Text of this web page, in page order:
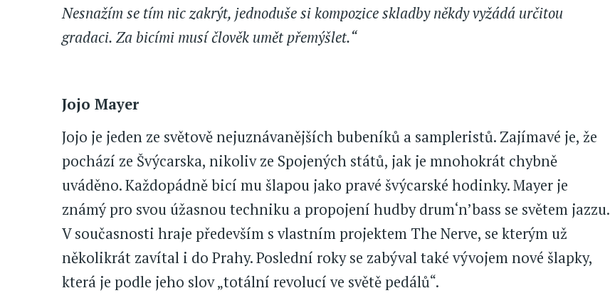
Nesnažím se tím nic zakrýt, jednoduše si kompozice skladby někdy vyžádá určitou
gradaci. Za bicími musí člověk umět přemýšlet.“
Jojo Mayer
Jojo je jeden ze světově nejuznávanějších bubeníků a sampleristů. Zajímavé je, že
pochází ze Švýcarska, nikoliv ze Spojených států, jak je mnohokrát chybně
uváděno. Každopádně bicí mu šlapou jako pravé švýcarské hodinky. Mayer je
známý pro svou úžasnou techniku a propojení hudby drum‘n’bass se světem jazzu.
V současnosti hraje především s vlastním projektem The Nerve, se kterým už
několikrát zavítal i do Prahy. Poslední roky se zabýval také vývojem nové šlapky,
která je podle jeho slov „totální revolucí ve světě pedálů“.